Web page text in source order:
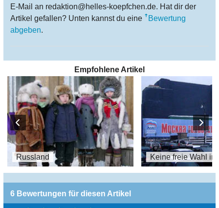
E-Mail an redaktion@helles-koepfchen.de. Hat dir der
Artikel gefallen? Unten kannst du eine
Bewertung
abgeben.
Empfohlene Artikel
Russland Keine freie Wahl in
6 Bewertungen für diesen Artikel